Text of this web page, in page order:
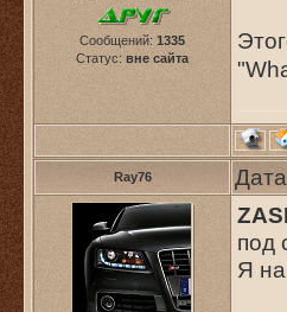
Сообщений: 1335
Статус: вне сайта
Ray76
под
Я